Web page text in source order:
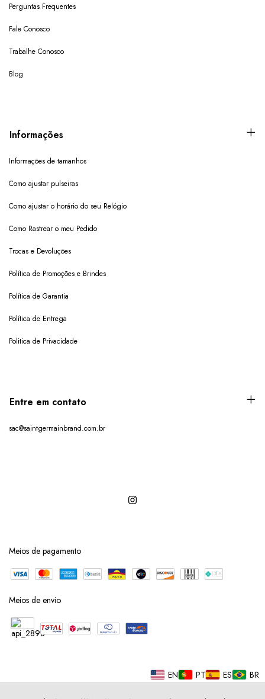
Perguntas Frequentes
Fale Conosco
Trabalhe Conosco
Blog
Informações
Informações de tamanhos
Como ajustar pulseiras
Como ajustar o horário do seu Relógio
Como Rastrear o meu Pedido
Trocas e Devoluções
Política de Promoções e Brindes
Política de Garantia
Política de Entrega
Politica de Privacidade
Entre em contato
sac@saintgermainbrand.com.br
Meios de pagamento
Meios de envio
EN PT ES BR